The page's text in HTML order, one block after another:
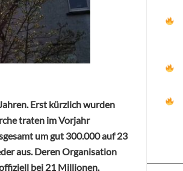
Erst kürzlich wurden
traten im Vorjahr
um gut 300.000 auf 23
aus. Deren Organisation
bei 21 Millionen.